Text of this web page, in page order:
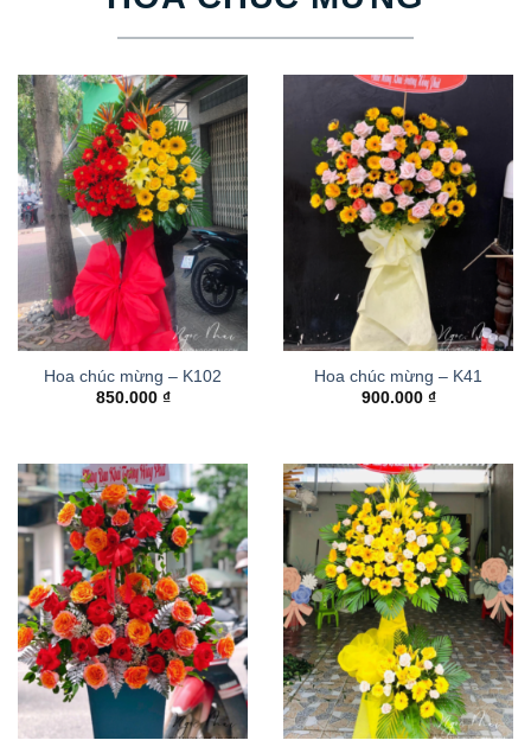
Hoa chúc mừng – K102
850.000 ₫
Hoa chúc mừng – K41
900.000 ₫